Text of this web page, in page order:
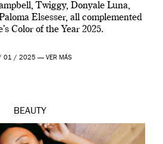
Twiggy, Donyale Luna,
Elsesser, all complemented
Color of the Year 2025.
01 / 2025 — VER MÁS
BEAUTY